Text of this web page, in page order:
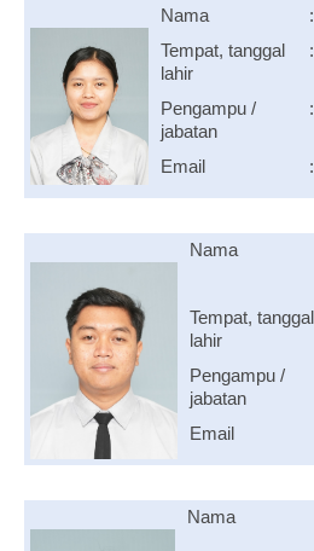
Nama :
Tempat, tanggal
lahir
:
Pengampu /
jabatan
:
Email :
Nama
Tempat, tanggal
lahir
Pengampu /
jabatan
Email
Nama